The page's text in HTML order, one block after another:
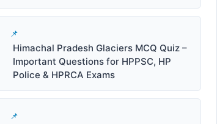
Himachal Pradesh Glaciers MCQ Quiz –
Important Questions for HPPSC, HP
Police & HPRCA Exams